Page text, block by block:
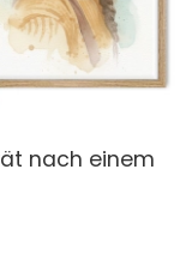
nach einem